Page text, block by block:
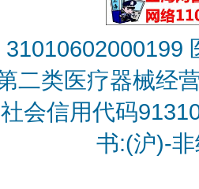
二类医疗器械经
会信用代码
书:(沪)-